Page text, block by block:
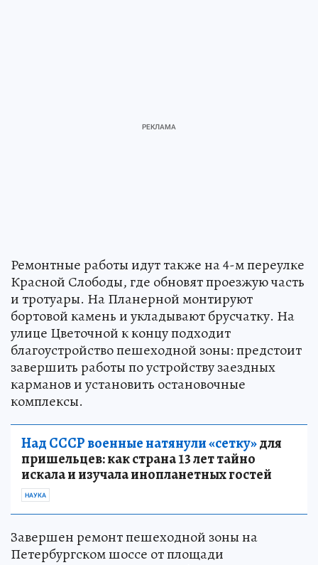
Ремонтные работы идут также на 4-м переулке
Красной Слободы, где обновят проезжую часть
и тротуары. На Планерной монтируют
бортовой камень и укладывают брусчатку. На
улице Цветочной к концу подходит
благоустройство пешеходной зоны: предстоит
завершить работы по устройству заездных
карманов и установить остановочные
комплексы.
Над СССР военные натянули «сетку»для
пришельцев: как страна 13 лет тайно
искала и изучала инопланетных гостей
НАУКА
Завершен ремонт пешеходной зоны на
Петербургском шоссе от площади